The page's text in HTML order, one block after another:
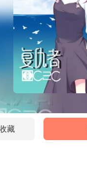
藏